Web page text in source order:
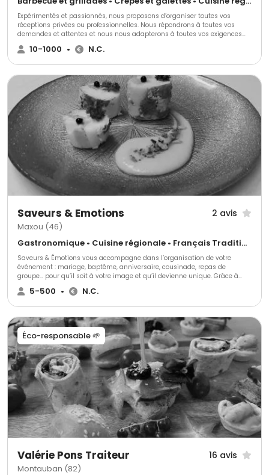
Expérimentés et passionnés, nous proposons d’organiser toutes vos
réceptions privées ou professionnelles. Nous répondrons à toutes vos
demandes et attentes et nous nous adapterons à toutes vos exigences
pour faire de votre projet une véritable réussite pour vous et vos convives.
Vous aurez un large choix de formules, de menus, de plats selon vos
10-1000 • N.C.
Saveurs & Emotions 2 avis
Maxou (46)
Gastronomique • Cuisine régionale • Français Traditionnel
Saveurs & Émotions vous accompagne dans l’organisation de votre
événement : mariage, baptême, anniversaire, cousinade, repas de
groupe… pour qu’il soit à votre image et qu’il devienne unique. Grâce à
notre savoir-faire et notre imagination, nous vous conseillerons pour
construire ensemble votre projet selon vos envies et votre budget. Un
un traiteur d’exception pour vos événements.
5-500 • N.C.
Éco-responsable 🌱
Valérie Pons Traiteur 16 avis
Montauban (82)